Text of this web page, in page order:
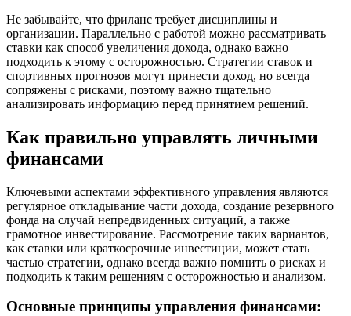
Не забывайте, что фриланс требует дисциплины и
организации. Параллельно с работой можно рассматривать
ставки как способ увеличения дохода, однако важно
подходить к этому с осторожностью. Стратегии ставок и
спортивных прогнозов могут принести доход, но всегда
сопряжены с рисками, поэтому важно тщательно
анализировать информацию перед принятием решений.
Как правильно управлять личными
финансами
Ключевыми аспектами эффективного управления являются
регулярное откладывание части дохода, создание резервного
фонда на случай непредвиденных ситуаций, а также
грамотное инвестирование. Рассмотрение таких вариантов,
как ставки или краткосрочные инвестиции, может стать
частью стратегии, однако всегда важно помнить о рисках и
подходить к таким решениям с осторожностью и анализом.
Основные принципы управления финансами: